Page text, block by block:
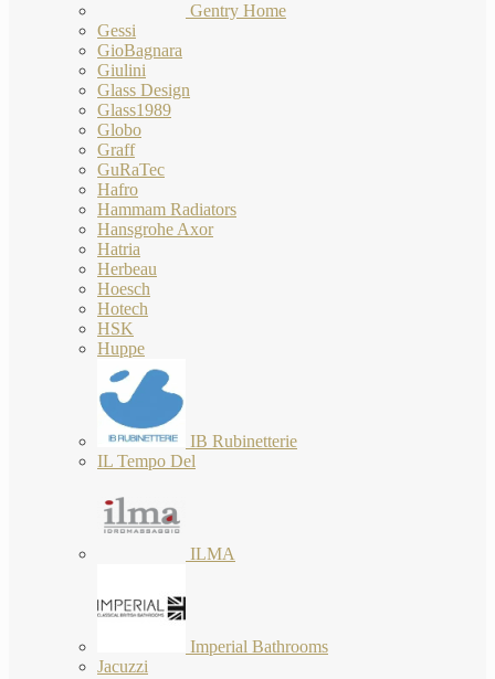
Gentry Home
Gessi
GioBagnara
Giulini
Glass Design
Glass1989
Globo
Graff
GuRaTec
Hafro
Hammam Radiators
Hansgrohe Axor
Hatria
Herbeau
Hoesch
Hotech
HSK
Huppe
IB Rubinetterie
IL Tempo Del
ILMA
Imperial Bathrooms
Jacuzzi